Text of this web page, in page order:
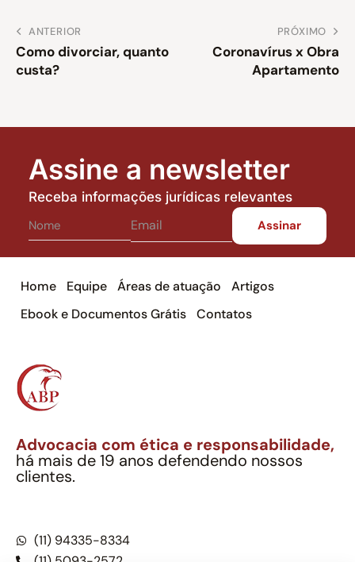
ANTERIOR
Como divorciar, quanto
custa?
PRÓXIMO
Coronavírus x Obra
Apartamento
Assine a newsletter
Receba informações jurídicas relevantes
Home Equipe Áreas de atuação
Artigos
Ebook e Documentos Grátis
Contatos
Advocacia com ética e responsabilidade,
há mais de 19 anos defendendo nossos
clientes.
(11) 94335-8334